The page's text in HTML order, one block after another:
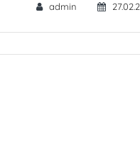
admin